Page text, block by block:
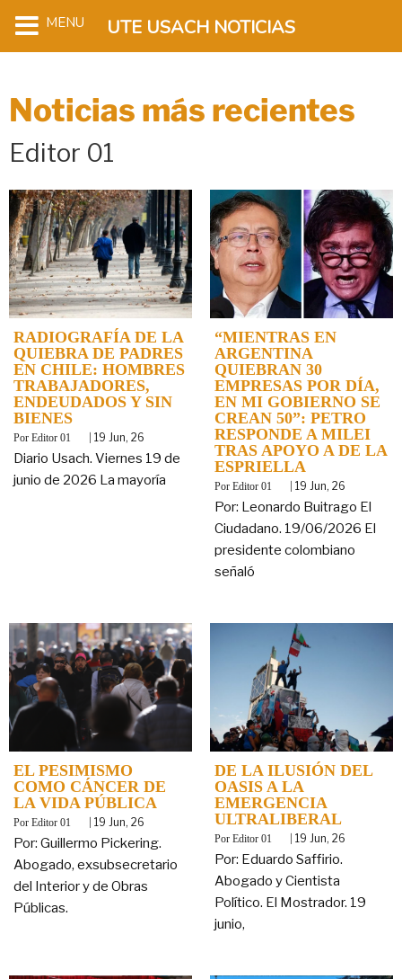
Noticias más recientes
Editor 01
RADIOGRAFÍA DE LA
QUIEBRA DE PADRES
EN CHILE: HOMBRES
TRABAJADORES,
ENDEUDADOS Y SIN
BIENES
By Editor 01 19 Jun, 26
Diario Usach. Viernes 19 de
junio de 2026 La mayoría
“MIENTRAS EN
ARGENTINA
QUIEBRAN 30
EMPRESAS POR DÍA,
EN MI GOBIERNO SE
CREAN 50”: PETRO
RESPONDE A MILEI
TRAS APOYO A DE LA
ESPRIELLA
By Editor 01 19 Jun, 26
Por: Leonardo Buitrago El
Ciudadano. 19/06/2026 El
presidente colombiano
señaló
EL PESIMISMO
COMO CÁNCER DE
LA VIDA PÚBLICA
By Editor 01 | 19 Jun, 26
Por: Guillermo Pickering.
Abogado, exsubsecretario
del Interior y de Obras
Públicas.
DE LA ILUSIÓN DEL
OASIS A LA
EMERGENCIA
ULTRALIBERAL
By Editor 01 | 19 Jun, 26
Por: Eduardo Saffirio.
Abogado y Cientista
Político. El Mostrador. 19
junio,
MENU UTE USACH NOTICIAS